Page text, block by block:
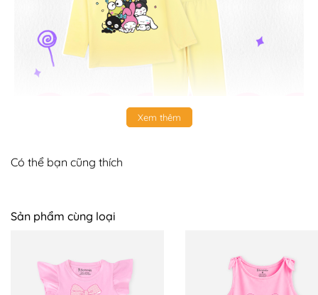
Xem thêm
Có thể bạn cũng thích
Sản phẩm cùng loại